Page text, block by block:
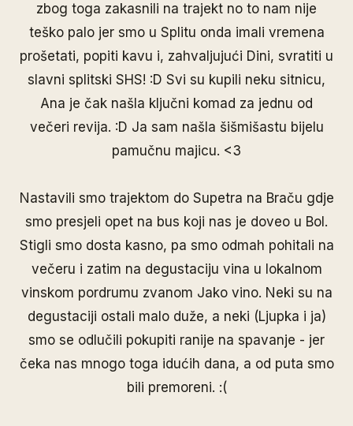
zbog toga zakasnili na trajekt no to nam nije
teško palo jer smo u Splitu onda imali vremena
prošetati, popiti kavu i, zahvaljujući Dini, svratiti u
slavni splitski SHS! :D Svi su kupili neku sitnicu,
Ana je čak našla ključni komad za jednu od
večeri revija. :D Ja sam našla šišmišastu bijelu
pamučnu majicu. <3
Nastavili smo trajektom do Supetra na Braču gdje
smo presjeli opet na bus koji nas je doveo u Bol.
Stigli smo dosta kasno, pa smo odmah pohitali na
večeru i zatim na degustaciju vina u lokalnom
vinskom pordrumu zvanom Jako vino. Neki su na
degustaciji ostali malo duže, a neki (Ljupka i ja)
smo se odlučili pokupiti ranije na spavanje - jer
čeka nas mnogo toga idućih dana, a od puta smo
bili premoreni. :(